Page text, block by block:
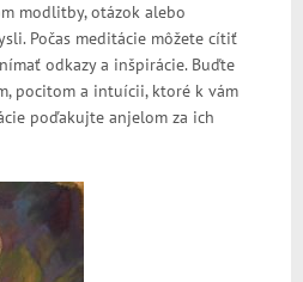
modlitby, otázok alebo
Počas meditácie môžete cítiť
odkazy a inšpirácie. Buďte
pocitom a intuícii, ktoré k vám
poďakujte anjelom za ich